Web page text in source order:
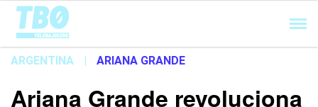
Cargando...
ARGENTINA | ARIANA GRANDE
Ariana Grande revoluciona